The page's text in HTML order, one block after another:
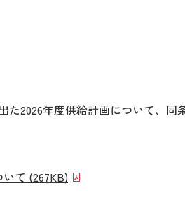
2026年度供給計画について、
て (267KB)